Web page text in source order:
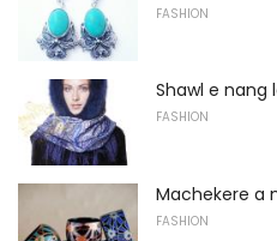
FASHION
Shawl e nang
FASHION
Machekere a
FASHION